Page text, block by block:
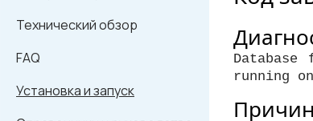
Технический обзор
FAQ
Установка и запуск
running